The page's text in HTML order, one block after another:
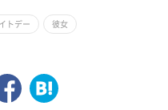
トデー 彼女